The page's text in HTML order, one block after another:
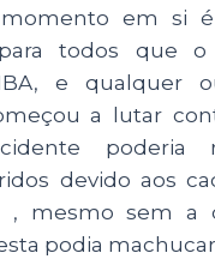
em si
todos que o
e qualquer
a lutar
poderia
devido aos
mesmo sem a
podia